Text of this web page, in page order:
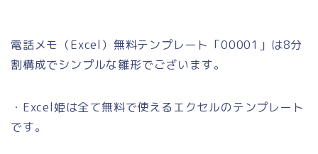
電話メモ（Excel）無料テンプレート「00001」は8分
割構成でシンプルな雛形でございます。
・Excel姫は全て無料で使えるエクセルのテンプレート
です。